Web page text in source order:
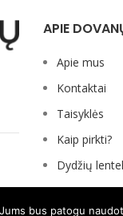
APIE
Apie mus
Kontaktai
Taisyklės
Kaip pirkti?
Dydžių
bus patogu